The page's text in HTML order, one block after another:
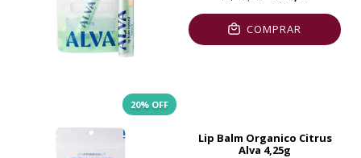
COMPRAR
20% OFF
Lip Balm Organico Citrus
Alva 4,25g